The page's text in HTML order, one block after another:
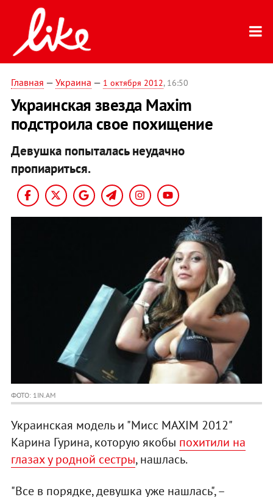
Главная — Украина — 1 октября 2012, 16:50
Украинская звезда Maxim
подстроила свое похищение
Девушка попыталась неудачно
пропиариться.
ФОТО: 1IN.AM
Украинская модель и "Мисс MAXIM 2012"
Карина Гурина, которую якобы похитили на
глазах у родной сестры, нашлась.
"Все в порядке, девушка уже нашлась", –